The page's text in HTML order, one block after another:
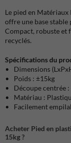
Le pied en
offre une base
Compact, robuste et
recyclés.
Spécifications du
Dimensions
Poids : ±15kg
Découpe centrée
Matériau :
Facilement
Acheter Pied en
15kg ?